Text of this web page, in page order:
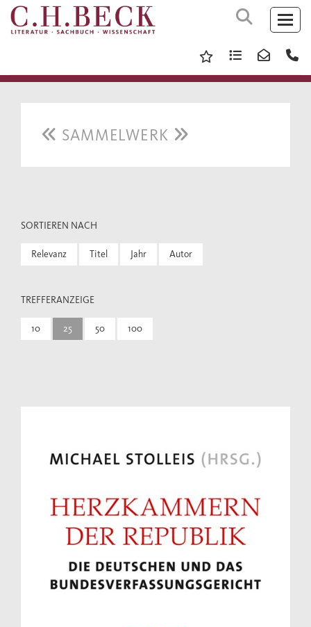
SAMMELWERK
SORTIEREN NACH
Relevanz Titel Jahr Autor
TREFFERANZEIGE
10 25 50 100